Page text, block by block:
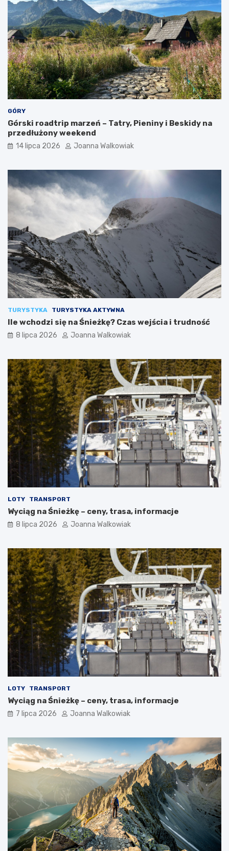
c
j
GÓRY
Górski roadtrip marzeń – Tatry, Pieniny i Beskidy na
przedłużony weekend
14 lipca 2026 Joanna Walkowiak
TURYSTYKA TURYSTYKA AKTYWNA
Ile wchodzi się na Śnieżkę? Czas wejścia i trudność
8 lipca 2026 Joanna Walkowiak
LOTY TRANSPORT
Wyciąg na Śnieżkę – ceny, trasa, informacje
8 lipca 2026 Joanna Walkowiak
LOTY TRANSPORT
Wyciąg na Śnieżkę – ceny, trasa, informacje
7 lipca 2026 Joanna Walkowiak